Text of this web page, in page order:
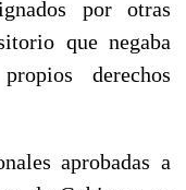
por otras
que negaba
derechos
aprobadas a